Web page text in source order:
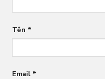
Tên *
Email *